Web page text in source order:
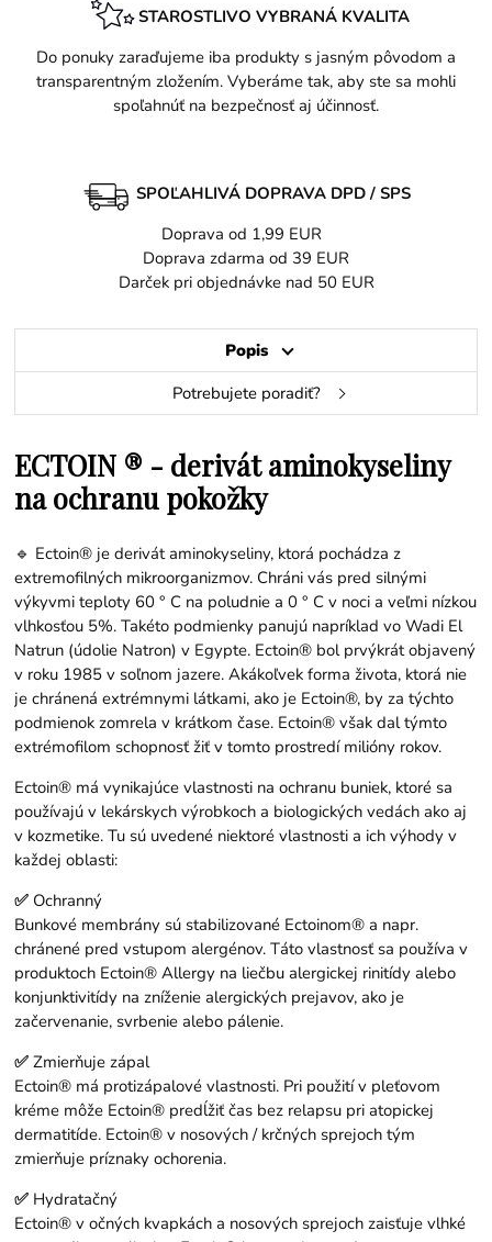
STAROSTLIVO VYBRANÁ KVALITA
Do ponuky zaraďujeme iba produkty s jasným pôvodom a
transparentným zložením. Vyberáme tak, aby ste sa mohli
spoľahnúť na bezpečnosť aj účinnosť.
SPOĽAHLIVÁ DOPRAVA DPD / SPS
Doprava od 1,99 EUR
Doprava zdarma od 39 EUR
Darček pri objednávke nad 50 EUR
Popis
Potrebujete poradiť?
ECTOIN ® - derivát aminokyseliny
na ochranu pokožky
🔹 Ectoin® je derivát aminokyseliny, ktorá pochádza z
extremofilných mikroorganizmov. Chráni vás pred silnými
výkyvmi teploty 60 ° C na poludnie a 0 ° C v noci a veľmi nízkou
vlhkosťou 5%. Takéto podmienky panujú napríklad vo Wadi El
Natrun (údolie Natron) v Egypte. Ectoin® bol prvýkrát objavený
v roku 1985 v soľnom jazere. Akákoľvek forma života, ktorá nie
je chránená extrémnymi látkami, ako je Ectoin®, by za týchto
podmienok zomrela v krátkom čase. Ectoin® však dal týmto
extrémofilom schopnosť žiť v tomto prostredí milióny rokov.
Ectoin® má vynikajúce vlastnosti na ochranu buniek, ktoré sa
používajú v lekárskych výrobkoch a biologických vedách ako aj
v kozmetike. Tu sú uvedené niektoré vlastnosti a ich výhody v
každej oblasti:
✅ Ochranný
Bunkové membrány sú stabilizované Ectoinom® a napr.
chránené pred vstupom alergénov. Táto vlastnosť sa používa v
produktoch Ectoin® Allergy na liečbu alergickej rinitídy alebo
konjunktivitídy na zníženie alergických prejavov, ako je
začervenanie, svrbenie alebo pálenie.
✅Zmierňuje zápal
Ectoin® má protizápalové vlastnosti. Pri použití v pleťovom
kréme môže Ectoin® predĺžiť čas bez relapsu pri atopickej
dermatitíde. Ectoin® v nosových / krčných sprejoch tým
zmierňuje príznaky ochorenia.
✅ Hydratačný
Ectoin® v očných kvapkách a nosových sprejoch zaisťuje vlhké